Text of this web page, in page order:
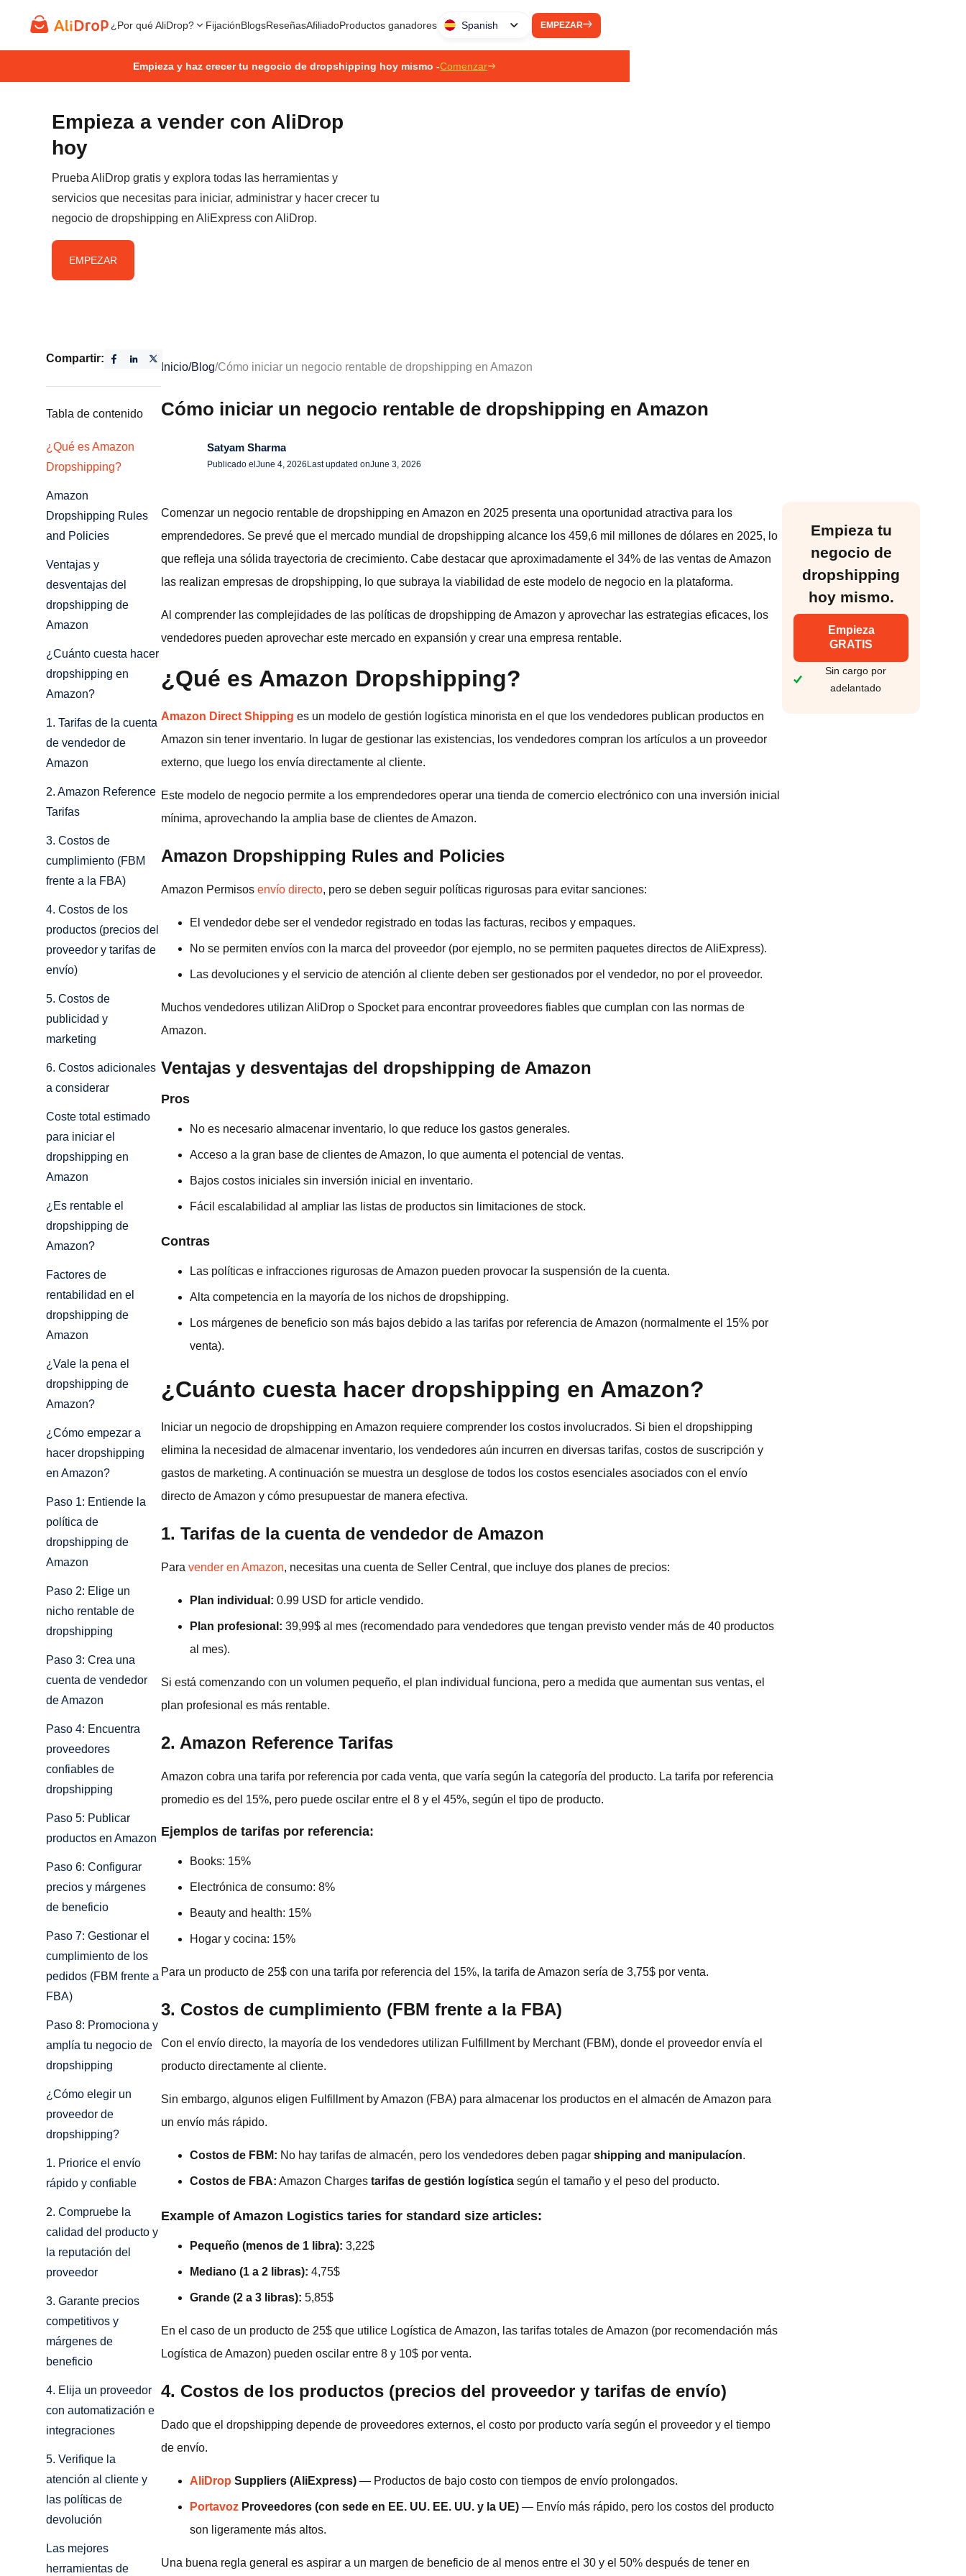
¿Por qué AliDrop? FijaciónBlogsReseñasAfiliadoProductos ganadores Spanish EMPEZAR
Empieza y haz crecer tu negocio de dropshipping hoy mismo -Comenzar
Empieza a vender con AliDrop
hoy
Prueba AliDrop gratis y explora todas las herramientas y
servicios que necesitas para iniciar, administrar y hacer crecer tu
negocio de dropshipping en AliExpress con AliDrop.
EMPEZAR
Compartir:
Tabla de contenido
¿Qué es Amazon
Dropshipping?
Amazon
Dropshipping Rules
and Policies
Ventajas y
desventajas del
dropshipping de
Amazon
¿Cuánto cuesta hacer
dropshipping en
Amazon?
1. Tarifas de la cuenta
de vendedor de
Amazon
2. Amazon Reference
Tarifas
3. Costos de
cumplimiento (FBM
frente a la FBA)
4. Costos de los
productos (precios del
proveedor y tarifas de
envío)
5. Costos de
publicidad y
marketing
6. Costos adicionales
a considerar
Coste total estimado
para iniciar el
dropshipping en
Amazon
¿Es rentable el
dropshipping de
Amazon?
Factores de
rentabilidad en el
dropshipping de
Amazon
¿Vale la pena el
dropshipping de
Amazon?
¿Cómo empezar a
hacer dropshipping
en Amazon?
Paso 1: Entiende la
política de
dropshipping de
Amazon
Paso 2: Elige un
nicho rentable de
dropshipping
Paso 3: Crea una
cuenta de vendedor
de Amazon
Paso 4: Encuentra
proveedores
confiables de
dropshipping
Paso 5: Publicar
productos en Amazon
Paso 6: Configurar
precios y márgenes
de beneficio
Paso 7: Gestionar el
cumplimiento de los
pedidos (FBM frente a
FBA)
Paso 8: Promociona y
amplía tu negocio de
dropshipping
¿Cómo elegir un
proveedor de
dropshipping?
1. Priorice el envío
rápido y confiable
2. Compruebe la
calidad del producto y
la reputación del
proveedor
3. Garante precios
competitivos y
márgenes de
beneficio
4. Elija un proveedor
con automatización e
integraciones
5. Verifique la
atención al cliente y
las políticas de
devolución
Las mejores
herramientas de
Inicio/Blog/Cómo iniciar un negocio rentable de dropshipping en Amazon
Cómo iniciar un negocio rentable de dropshipping en Amazon
Satyam Sharma
Publicado el June 4, 2026 Last updated onJune 3, 2026
Comenzar un negocio rentable de dropshipping en Amazon en 2025 presenta una oportunidad atractiva para los
emprendedores. Se prevé que el mercado mundial de dropshipping alcance los 459,6 mil millones de dólares en 2025, lo
que refleja una sólida trayectoria de crecimiento. Cabe destacar que aproximadamente el 34% de las ventas de Amazon
las realizan empresas de dropshipping, lo que subraya la viabilidad de este modelo de negocio en la plataforma.
Al comprender las complejidades de las políticas de dropshipping de Amazon y aprovechar las estrategias eficaces, los
vendedores pueden aprovechar este mercado en expansión y crear una empresa rentable.
¿Qué es Amazon Dropshipping?
Amazon Direct Shipping es un modelo de gestión logística minorista en el que los vendedores publican productos en
Amazon sin tener inventario. In lugar de gestionar las existencias, los vendedores compran los artículos a un proveedor
externo, que luego los envía directamente al cliente.
Este modelo de negocio permite a los emprendedores operar una tienda de comercio electrónico con una inversión inicial
mínima, aprovechando la amplia base de clientes de Amazon.
Amazon Dropshipping Rules and Policies
Amazon Permisos envío directo, pero se deben seguir políticas rigurosas para evitar sanciones:
El vendedor debe ser el vendedor registrado en todas las facturas, recibos y empaques.
No se permiten envíos con la marca del proveedor (por ejemplo, no se permiten paquetes directos de AliExpress).
Las devoluciones y el servicio de atención al cliente deben ser gestionados por el vendedor, no por el proveedor.
Muchos vendedores utilizan AliDrop o Spocket para encontrar proveedores fiables que cumplan con las normas de
Amazon.
Ventajas y desventajas del dropshipping de Amazon
Pros
No es necesario almacenar inventario, lo que reduce los gastos generales.
Acceso a la gran base de clientes de Amazon, lo que aumenta el potencial de ventas.
Bajos costos iniciales sin inversión inicial en inventario.
Fácil escalabilidad al ampliar las listas de productos sin limitaciones de stock.
Contras
Las políticas e infracciones rigurosas de Amazon pueden provocar la suspensión de la cuenta.
Alta competencia en la mayoría de los nichos de dropshipping.
Los márgenes de beneficio son más bajos debido a las tarifas por referencia de Amazon (normalmente el 15% por
venta).
¿Cuánto cuesta hacer dropshipping en Amazon?
Iniciar un negocio de dropshipping en Amazon requiere comprender los costos involucrados. Si bien el dropshipping
elimina la necesidad de almacenar inventario, los vendedores aún incurren en diversas tarifas, costos de suscripción y
gastos de marketing. A continuación se muestra un desglose de todos los costos esenciales asociados con el envío
directo de Amazon y cómo presupuestar de manera efectiva.
1. Tarifas de la cuenta de vendedor de Amazon
Para vender en Amazon, necesitas una cuenta de Seller Central, que incluye dos planes de precios:
Plan individual: 0.99 USD for article vendido.
Plan profesional: 39,99$ al mes (recomendado para vendedores que tengan previsto vender más de 40 productos
al mes).
Si está comenzando con un volumen pequeño, el plan individual funciona, pero a medida que aumentan sus ventas, el
plan profesional es más rentable.
2. Amazon Reference Tarifas
Amazon cobra una tarifa por referencia por cada venta, que varía según la categoría del producto. La tarifa por referencia
promedio es del 15%, pero puede oscilar entre el 8 y el 45%, según el tipo de producto.
Ejemplos de tarifas por referencia:
Books: 15%
Electrónica de consumo: 8%
Beauty and health: 15%
Hogar y cocina: 15%
Para un producto de 25$ con una tarifa por referencia del 15%, la tarifa de Amazon sería de 3,75$ por venta.
3. Costos de cumplimiento (FBM frente a la FBA)
Con el envío directo, la mayoría de los vendedores utilizan Fulfillment by Merchant (FBM), donde el proveedor envía el
producto directamente al cliente.
Sin embargo, algunos eligen Fulfillment by Amazon (FBA) para almacenar los productos en el almacén de Amazon para
un envío más rápido.
Costos de FBM: No hay tarifas de almacén, pero los vendedores deben pagar shipping and manipulacíon.
Costos de FBA: Amazon Charges tarifas de gestión logística según el tamaño y el peso del producto.
Example of Amazon Logistics taries for standard size articles:
Pequeño (menos de 1 libra): 3,22$
Mediano (1 a 2 libras): 4,75$
Grande (2 a 3 libras): 5,85$
En el caso de un producto de 25$ que utilice Logística de Amazon, las tarifas totales de Amazon (por recomendación más
Logística de Amazon) pueden oscilar entre 8 y 10$ por venta.
4. Costos de los productos (precios del proveedor y tarifas de envío)
Dado que el dropshipping depende de proveedores externos, el costo por producto varía según el proveedor y el tiempo
de envío.
AliDrop Suppliers (AliExpress) — Productos de bajo costo con tiempos de envío prolongados.
Portavoz Proveedores (con sede en EE. UU. EE. UU. y la UE) — Envío más rápido, pero los costos del producto
son ligeramente más altos.
Una buena regla general es aspirar a un margen de beneficio de al menos entre el 30 y el 50% después de tener en
Empieza tu
negocio de
dropshipping
hoy mismo.
Empieza
GRATIS
Sin cargo por
adelantado